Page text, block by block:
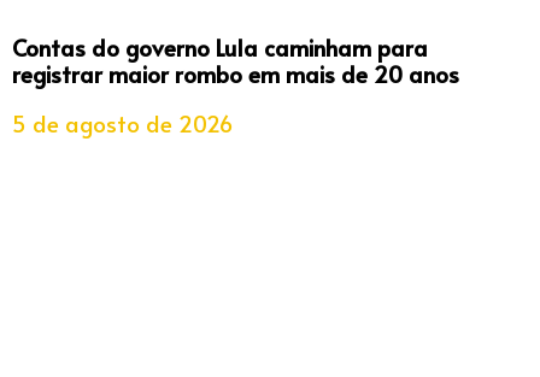
Contas do governo Lula caminham para
registrar maior rombo em mais de 20 anos
5 de agosto de 2026